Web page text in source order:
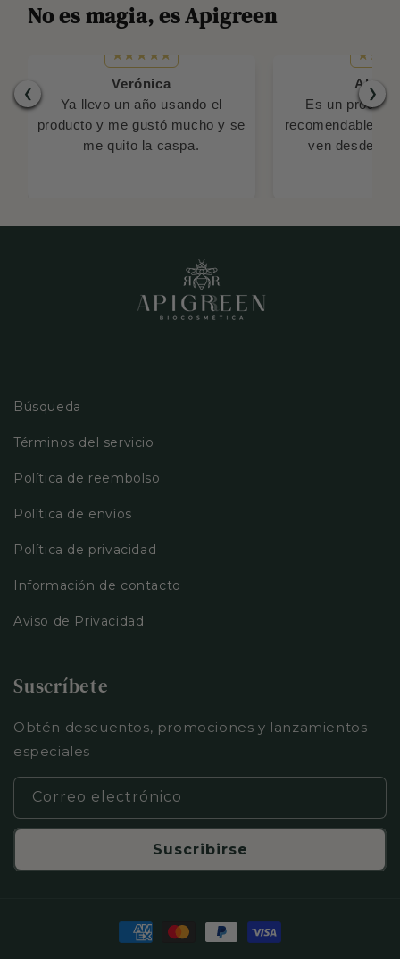
No es magia, es Apigreen
❮ ❯
Verónica
Ya llevo un año usando el
producto y me gustó mucho y se
me quito la caspa.
Es un
recomendable,
ven desde el
Búsqueda
Términos del servicio
Política de reembolso
Política de envíos
Política de privacidad
Información de contacto
Aviso de Privacidad
Suscríbete
Obtén descuentos, promociones y lanzamientos
especiales
Correo electrónico
Suscribirse
Formas
de